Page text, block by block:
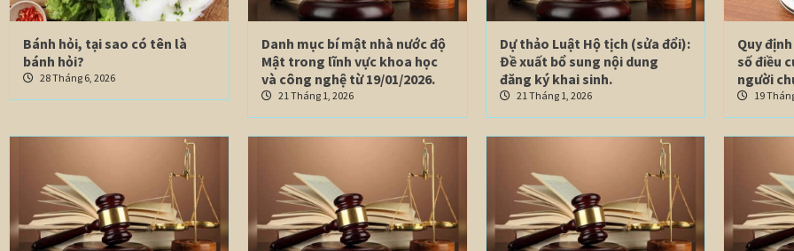
Bánh hỏi, tại sao có tên là
bánh hỏi?
28 Tháng 6, 2026
Danh mục bí mật nhà nước độ
Mật trong lĩnh vực khoa học
và công nghệ từ 19/01/2026.
21 Tháng 1, 2026
Dự thảo Luật Hộ tịch (sửa đổi):
Đề xuất bổ sung nội dung
đăng ký khai sinh.
21 Tháng 1, 2026
Quy
số điều
người
19